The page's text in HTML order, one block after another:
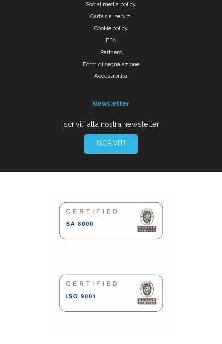
Social media policy
Carta dei servizi
Cookie policy
FEA
Partners
Form di segnalazione
Accessibilità
Newsletter
Iscriviti alla nostra newsletter
ISCRIVITI